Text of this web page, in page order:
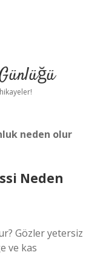
neden olur
Neden
Gözler yetersiz
ve kas